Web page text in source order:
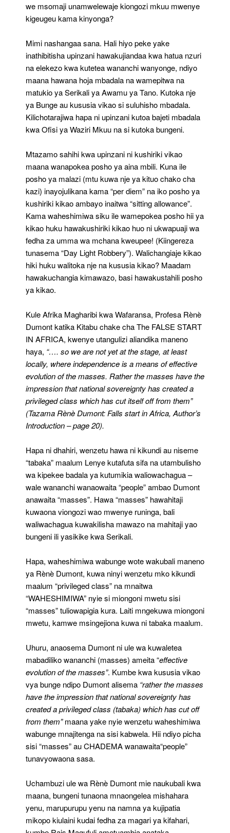
we msomaji unamwelewaje kiongozi mkuu mwenye
kigeugeu kama kinyonga?
Mimi nashangaa sana. Hali hiyo peke yake
inathibitisha upinzani hawakujiandaa kwa hatua nzuri
na elekezo kwa kutetea wananchi wanyonge, ndiyo
maana hawana hoja mbadala na wamepitwa na
matukio ya Serikali ya Awamu ya Tano. Kutoka nje
ya Bunge au kususia vikao si suluhisho mbadala.
Kilichotarajiwa hapa ni upinzani kutoa bajeti mbadala
kwa Ofisi ya Waziri Mkuu na si kutoka bungeni.
Mtazamo sahihi kwa upinzani ni kushiriki vikao
maana wanapokea posho ya aina mbili. Kuna ile
posho ya malazi (mtu kuwa nje ya kituo chako cha
kazi) inayojulikana kama “per diem” na iko posho ya
kushiriki kikao ambayo inaitwa “sitting allowance”.
Kama waheshimiwa siku ile wamepokea posho hii ya
kikao huku hawakushiriki kikao huo ni ukwapuaji wa
fedha za umma wa mchana kweupee! (Kiingereza
tunasema “Day Light Robbery”). Walichangiaje kikao
hiki huku walitoka nje na kususia kikao? Maadam
hawakuchangia kimawazo, basi hawakustahili posho
ya kikao.
Kule Afrika Magharibi kwa Wafaransa, Profesa Rènè
Dumont katika Kitabu chake cha The FALSE START
IN AFRICA, kwenye utangulizi aliandika maneno
haya, “…. so we are not yet at the stage, at least
locally, where independence is a means of effective
evolution of the masses. Rather the masses have the
impression that national sovereignty has created a
privileged class which has cut itself off from them”
(Tazama Rènè Dumont: Falls start in Africa, Author’s
Introduction – page 20).
Hapa ni dhahiri, wenzetu hawa ni kikundi au niseme
“tabaka” maalum Lenye kutafuta sifa na utambulisho
wa kipekee badala ya kutumikia waliowachagua –
wale wananchi wanaowaita “people” ambao Dumont
anawaita “masses”. Hawa “masses” hawahitaji
kuwaona viongozi wao mwenye runinga, bali
waliwachagua kuwakilisha mawazo na mahitaji yao
bungeni ili yasikike kwa Serikali.
Hapa, waheshimiwa wabunge wote wakubali maneno
ya Rènè Dumont, kuwa ninyi wenzetu mko kikundi
maalum “privileged class” na mnaitwa
“WAHESHIMIWA” nyie si miongoni mwetu sisi
“masses” tuliowapigia kura. Laiti mngekuwa miongoni
mwetu, kamwe msingejiona kuwa ni tabaka maalum.
Uhuru, anaosema Dumont ni ule wa kuwaletea
mabadiliko wananchi (masses) ameita “effective
evolution of the masses”. Kumbe kwa kususia vikao
vya bunge ndipo Dumont alisema “rather the masses
have the impression that national sovereignty has
created a privileged class (tabaka) which has cut off
from them”maana yake nyie wenzetu waheshimiwa
wabunge mnajitenga na sisi kabwela. Hii ndiyo picha
sisi “masses” au CHADEMA wanawaita“people”
tunavyowaona sasa.
Uchambuzi ule wa Rènè Dumont mie naukubali kwa
maana, bungeni tunaona mnaongelea mishahara
yenu, marupurupu yenu na namna ya kujipatia
mikopo kiulaini kudai fedha za magari ya kifahari,